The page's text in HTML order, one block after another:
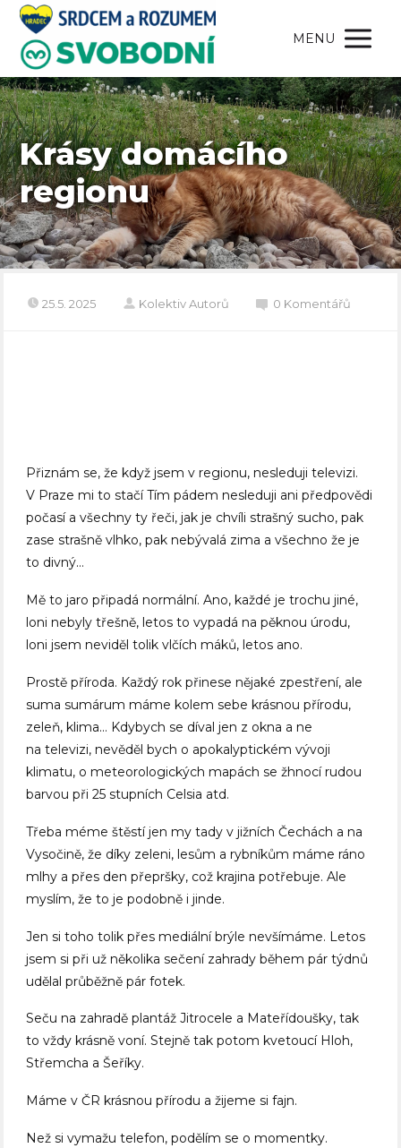
MENU
Krásy domácího
regionu
25.5. 2025 Kolektiv Autorů 0 Komentářů
Přiznám se, že když jsem v regionu, nesleduji televizi.
V Praze mi to stačí Tím pádem nesleduji ani předpovědi
počasí a všechny ty řeči, jak je chvíli strašný sucho, pak
zase strašně vlhko, pak nebývalá zima a všechno že je
to divný…
Mě to jaro připadá normální. Ano, každé je trochu jiné,
loni nebyly třešně, letos to vypadá na pěknou úrodu,
loni jsem neviděl tolik vlčích máků, letos ano.
Prostě příroda. Každý rok přinese nějaké zpestření, ale
suma sumárum máme kolem sebe krásnou přírodu,
zeleň, klima… Kdybych se díval jen z okna a ne
na televizi, nevěděl bych o apokalyptickém vývoji
klimatu, o meteorologických mapách se žhnocí rudou
barvou při 25 stupních Celsia atd.
Třeba méme štěstí jen my tady v jižních Čechách a na
Vysočině, že díky zeleni, lesům a rybníkům máme ráno
mlhy a přes den přepršky, což krajina potřebuje. Ale
myslím, že to je podobně i jinde.
Jen si toho tolik přes mediální brýle nevšímáme. Letos
jsem si při už několika sečení zahrady během pár týdnů
udělal průběžně pár fotek.
Seču na zahradě plantáž Jitrocele a Mateřídoušky, tak
to vždy krásně voní. Stejně tak potom kvetoucí Hloh,
Střemcha a Šeříky.
Máme v ČR krásnou přírodu a žijeme si fajn.
Než si vymažu telefon, podělím se o momentky.